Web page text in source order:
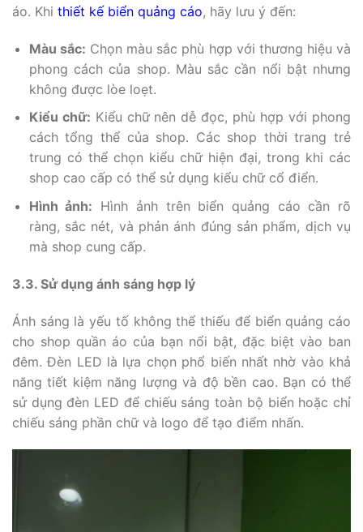
áo. Khi thiết kế biển quảng cáo, hãy lưu ý đến:
Màu sắc: Chọn màu sắc phù hợp với thương hiệu và
phong cách của shop. Màu sắc cần nổi bật nhưng
không được lòe loẹt.
Kiểu chữ: Kiểu chữ nên dễ đọc, phù hợp với phong
cách tổng thể của shop. Các shop thời trang trẻ
trung có thể chọn kiểu chữ hiện đại, trong khi các
shop cao cấp có thể sử dụng kiểu chữ cổ điển.
Hình ảnh: Hình ảnh trên biển quảng cáo cần rõ
ràng, sắc nét, và phản ánh đúng sản phẩm, dịch vụ
mà shop cung cấp.
3.3. Sử dụng ánh sáng hợp lý
Ánh sáng là yếu tố không thể thiếu để biển quảng cáo
cho shop quần áo của bạn nổi bật, đặc biệt vào ban
đêm. Đèn LED là lựa chọn phổ biến nhất nhờ vào khả
năng tiết kiệm năng lượng và độ bền cao. Bạn có thể
sử dụng đèn LED để chiếu sáng toàn bộ biển hoặc chỉ
chiếu sáng phần chữ và logo để tạo điểm nhấn.